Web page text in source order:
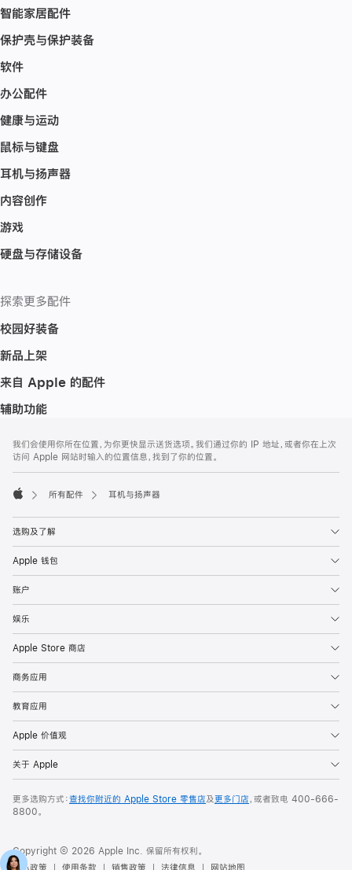
智能家居配件
保护壳与保护装备
软件
办公配件
健康与运动
鼠标与键盘
耳机与扬声器
内容创作
游戏
硬盘与存储设备
探索更多配件
校园好装备
新品上架
来自 Apple 的配件
辅助功能
页
页
脚
注
我们会使用你所在位置，为你更快显示送货选项。我们通过你的 IP 地址，或者你在上次
访问 Apple 网站时输入的位置信息，找到了你的位置。
所有配件 耳机与扬声器
选购及了解
Apple 钱包
账户
娱乐
Apple Store 商店
商务应用
教育应用
Apple 价值观
关于 Apple
更多选购方式：查找你附近的 Apple Store 零售店及更多门店，或者致电 400-666-
8800。
Copyright © 2026 Apple Inc. 保留所有权利。
隐私政策
使用条款 销售政策 法律信息 网站地图